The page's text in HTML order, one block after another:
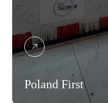
Poland First